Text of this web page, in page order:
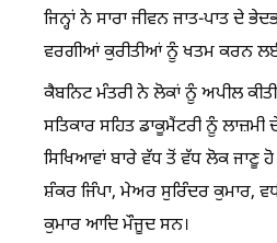
ਜਿਨ੍ਹਾਂ ਨੇ ਸਾਰਾ ਜੀਵਨ ਜਾਤ-ਪਾਤ ਦੇ
ਵਰਗੀਆਂ ਕੁਰੀਤੀਆਂ ਨੂੰ ਖਤਮ ਕਰਨ ਲਈ
ਕੈਬਨਿਟ ਮੰਤਰੀ ਨੇ ਲੋਕਾਂ ਨੂੰ ਅਪੀਲ
ਸਤਿਕਾਰ ਸਹਿਤ ਡਾਕੂਮੈਂਟਰੀ ਨੂੰ
ਸਿਖਿਆਵਾਂ ਬਾਰੇ ਵੱਧ ਤੋਂ ਵੱਧ ਲੋਕ ਜਾਣੂ
ਸ਼ੰਕਰ ਜਿੰਪਾ, ਮੇਅਰ ਸੁਰਿੰਦਰ ਕੁਮਾਰ,
ਕੁਮਾਰ ਆਦਿ ਮੌਜੂਦ ਸਨ।